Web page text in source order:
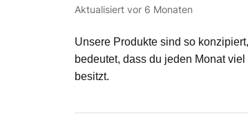
Aktualisiert vor 6 Monaten
Unsere Produkte sind so
bedeutet, dass du jeden Monat
besitzt.